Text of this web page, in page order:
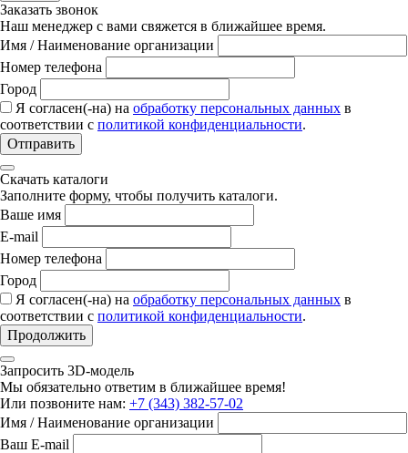
Заказать звонок
Наш менеджер с вами свяжется в ближайшее время.
Имя / Наименование организации
Номер телефона
Город
Я согласен(-на) на обработку персональных данных в
соответствии с политикой конфиденциальности.
Отправить
Скачать каталоги
Заполните форму, чтобы получить каталоги.
Ваше имя
E-mail
Номер телефона
Город
Я согласен(-на) на обработку персональных данных в
соответствии с политикой конфиденциальности.
Продолжить
Запросить 3D-модель
Мы обязательно ответим в ближайшее время!
Или позвоните нам: +7 (343) 382-57-02
Имя / Наименование организации
Ваш E-mail